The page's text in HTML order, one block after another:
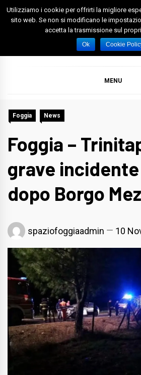
Skip
Spazio
Foggia News Calcio Eventi e
MENU
Foggia News
Foggia –
grave
dopo Borgo
spaziofoggiaadmin 10
Utilizziamo i cookie per offrirti la migliore
sito web. Se non si modificano le
accetta la trasmissione sul
Ok Cookie